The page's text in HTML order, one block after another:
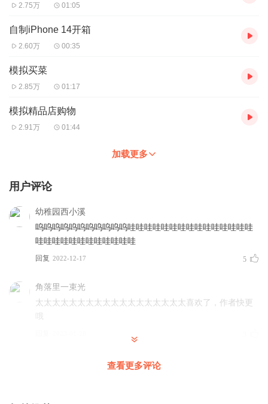
2.75万 01:05
自制iPhone 14开箱
2.60万 00:35
模拟买菜
2.85万 01:17
模拟精品店购物
2.91万 01:44
加载更多
用户评论
幼稚园西小溪
呜呜呜呜呜呜呜呜呜呜呜哇哇哇哇哇哇哇哇哇哇哇哇哇哇哇
哇哇哇哇哇哇哇哇哇哇哇哇
回复 2022-12-17 5
角落里一束光
太太太太太太太太太太太太太太太太太太喜欢了，作者快更
哦
查看更多评论